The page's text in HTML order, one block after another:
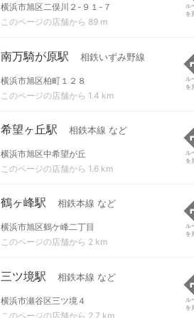
横浜市旭区二俣川２-９１-７
このページの店舗から 89 m
ル
を
南万騎が原駅 相鉄いずみ野線
横浜市旭区柏町１２８
このページの店舗から 1.4 km
ル
を
希望ヶ丘駅 相鉄本線 など
横浜市旭区中希望が丘
このページの店舗から 1.6 km
ル
を
鶴ヶ峰駅 相鉄本線 など
横浜市旭区鶴ケ峰二丁目
このページの店舗から 2 km
ル
を
三ツ境駅 相鉄本線 など
横浜市瀬谷区三ツ境４
このページの店舗から 2.7 km
ル
を